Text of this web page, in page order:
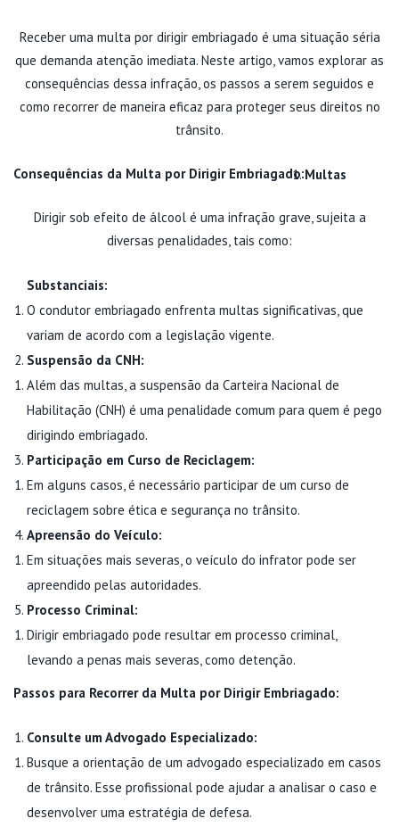
Receber uma multa por dirigir embriagado é uma situação séria
que demanda atenção imediata. Neste artigo, vamos explorar as
consequências dessa infração, os passos a serem seguidos e
como recorrer de maneira eficaz para proteger seus direitos no
trânsito.
Consequências da Multa por Dirigir Embriagado:
Dirigir sob efeito de álcool é uma infração grave, sujeita a
diversas penalidades, tais como:
Multas
Substanciais:
O condutor embriagado enfrenta multas significativas, que
variam de acordo com a legislação vigente.
Suspensão da CNH:
Além das multas, a suspensão da Carteira Nacional de
Habilitação (CNH) é uma penalidade comum para quem é pego
dirigindo embriagado.
Participação em Curso de Reciclagem:
Em alguns casos, é necessário participar de um curso de
reciclagem sobre ética e segurança no trânsito.
Apreensão do Veículo:
Em situações mais severas, o veículo do infrator pode ser
apreendido pelas autoridades.
Processo Criminal:
Dirigir embriagado pode resultar em processo criminal,
levando a penas mais severas, como detenção.
Passos para Recorrer da Multa por Dirigir Embriagado:
Consulte um Advogado Especializado:
Busque a orientação de um advogado especializado em casos
de trânsito. Esse profissional pode ajudar a analisar o caso e
desenvolver uma estratégia de defesa.